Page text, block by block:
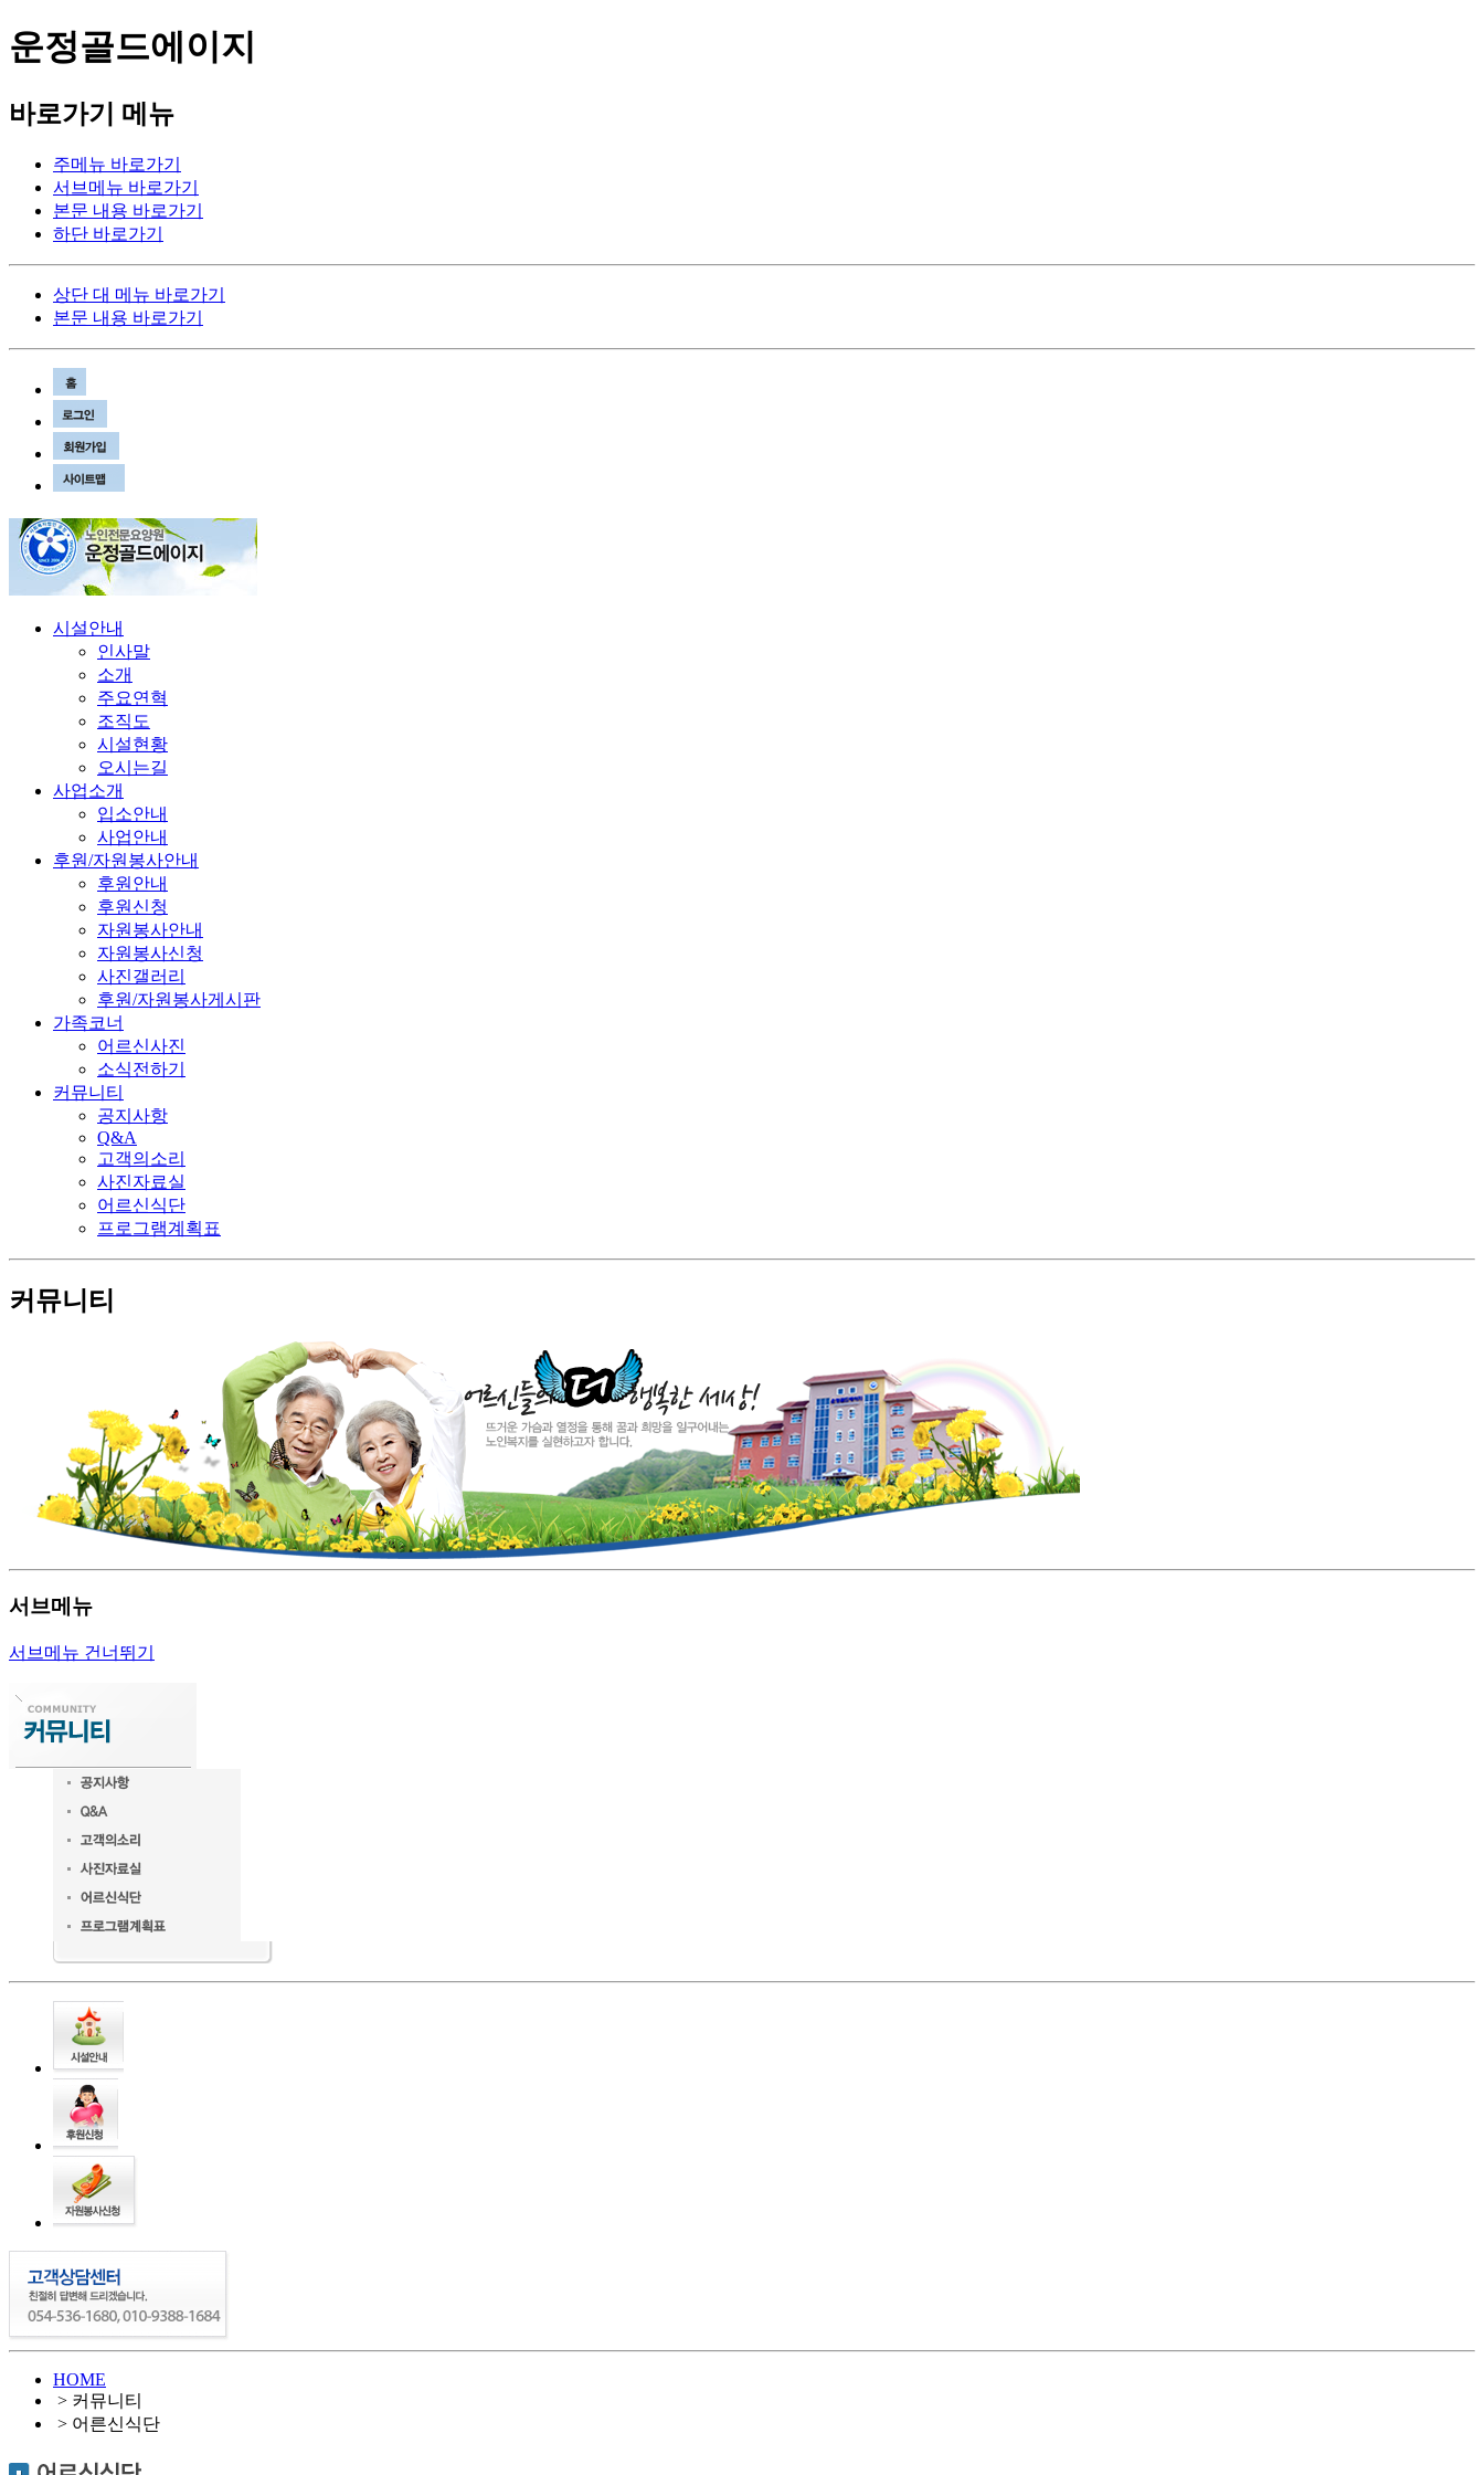
운정골드에이지
바로가기 메뉴
주메뉴 바로가기
서브메뉴 바로가기
본문 내용 바로가기
하단 바로가기
상단 대 메뉴 바로가기
본문 내용 바로가기
시설안내
인사말
소개
주요연혁
조직도
시설현황
오시는길
사업소개
입소안내
사업안내
후원/자원봉사안내
후원안내
후원신청
자원봉사안내
자원봉사신청
사진갤러리
후원/자원봉사게시판
가족코너
어르신사진
소식전하기
커뮤니티
공지사항
Q&A
고객의소리
사진자료실
어르신식단
프로그램계획표
커뮤니티
서브메뉴
서브메뉴 건너뛰기
HOME
> 커뮤니티
> 어른신식단